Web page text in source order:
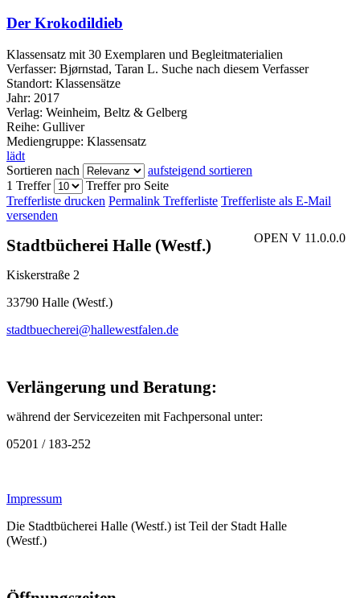
Der Krokodildieb
Klassensatz mit 30 Exemplaren und Begleitmaterialien
Verfasser: Bjørnstad, Taran L. Suche nach diesem Verfasser
Standort: Klassensätze
Jahr: 2017
Verlag: Weinheim, Beltz & Gelberg
Reihe: Gulliver
Mediengruppe: Klassensatz
lädt
Sortieren nach
aufsteigend sortieren
1 Treffer
Treffer pro Seite
Trefferliste drucken Permalink Trefferliste Trefferliste als E-Mail
versenden
OPEN V 11.0.0.0
Stadtbücherei Halle (Westf.)
Kiskerstraße 2
33790 Halle (Westf.)
stadtbuecherei@hallewestfalen.de
Verlängerung und Beratung:
während der Servicezeiten mit Fachpersonal unter:
05201 / 183-252
Impressum
Die Stadtbücherei Halle (Westf.) ist Teil der Stadt Halle
(Westf.)